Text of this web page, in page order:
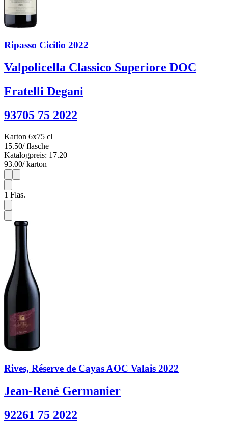
Ripasso Cicilio 2022
Valpolicella Classico Superiore DOC
Fratelli Degani
93705 75 2022
Karton 6x75 cl
15.50/ flasche
Katalogpreis: 17.20
93.00/ karton
1
1 Flas.
Rives, Réserve de Cayas AOC Valais 2022
Jean-René Germanier
92261 75 2022